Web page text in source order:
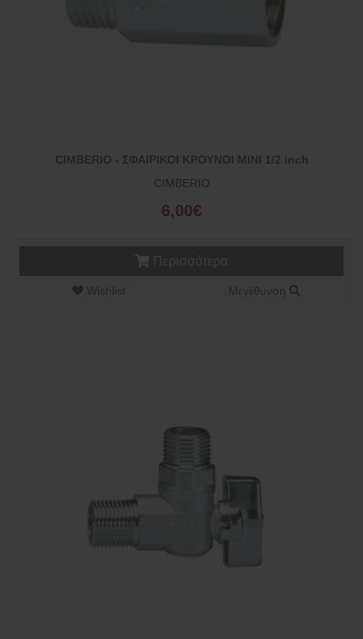
CIMBERIO - ΣΦΑΙΡΙΚΟΙ ΚΡΟΥΝΟΙ ΜΙΝΙ 1/2 inch
CIMBERIO
6,00€
Wishlist Μεγέθυνση